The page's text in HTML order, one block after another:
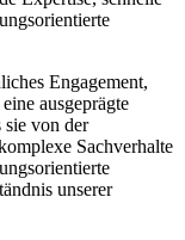
Engagement,
ausgeprägte
sie von der
Sachverhalte
unserer